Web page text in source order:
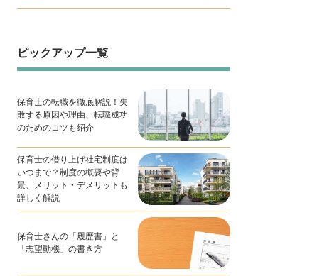
ピックアップ一覧
保育士の転職を徹底解説！失
敗する原因や理由、転職成功
のためのコツも紹介
保育士の借り上げ社宅制度は
いつまで？制度の概要や背
景、メリット・デメリットも
詳しく解説
保育士さんの「履歴書」と
「志望動機」の書き方